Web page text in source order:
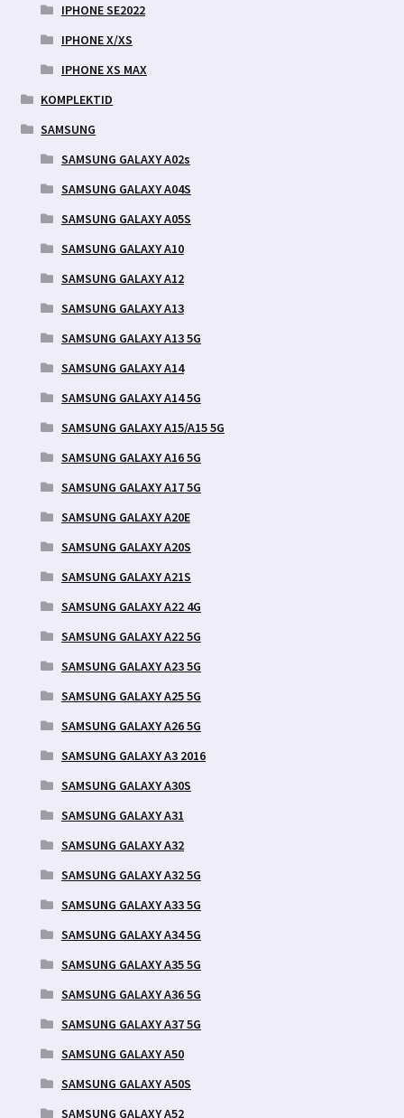
IPHONE SE2022
IPHONE X/XS
IPHONE XS MAX
KOMPLEKTID
SAMSUNG
SAMSUNG GALAXY A02s
SAMSUNG GALAXY A04S
SAMSUNG GALAXY A05S
SAMSUNG GALAXY A10
SAMSUNG GALAXY A12
SAMSUNG GALAXY A13
SAMSUNG GALAXY A13 5G
SAMSUNG GALAXY A14
SAMSUNG GALAXY A14 5G
SAMSUNG GALAXY A15/A15 5G
SAMSUNG GALAXY A16 5G
SAMSUNG GALAXY A17 5G
SAMSUNG GALAXY A20E
SAMSUNG GALAXY A20S
SAMSUNG GALAXY A21S
SAMSUNG GALAXY A22 4G
SAMSUNG GALAXY A22 5G
SAMSUNG GALAXY A23 5G
SAMSUNG GALAXY A25 5G
SAMSUNG GALAXY A26 5G
SAMSUNG GALAXY A3 2016
SAMSUNG GALAXY A30S
SAMSUNG GALAXY A31
SAMSUNG GALAXY A32
SAMSUNG GALAXY A32 5G
SAMSUNG GALAXY A33 5G
SAMSUNG GALAXY A34 5G
SAMSUNG GALAXY A35 5G
SAMSUNG GALAXY A36 5G
SAMSUNG GALAXY A37 5G
SAMSUNG GALAXY A50
SAMSUNG GALAXY A50S
SAMSUNG GALAXY A52